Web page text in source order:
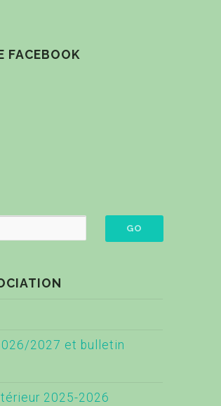
FACEBOOK
2027 et bulletin
2025-2026